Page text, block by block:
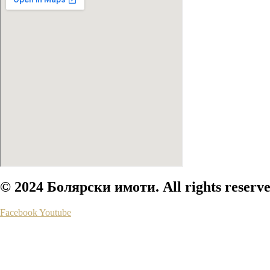
© 2024 Болярски имоти. All rights
FacebookYoutube